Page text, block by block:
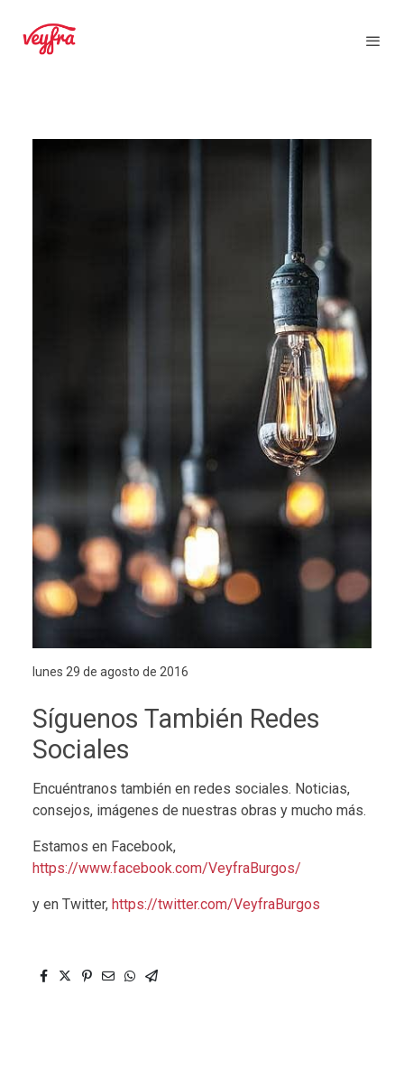
lunes 29 de agosto de 2016
Síguenos También Redes
Sociales
Encuéntranos también en redes sociales. Noticias,
consejos, imágenes de nuestras obras y mucho más.
Estamos en Facebook,
https://www.facebook.com/VeyfraBurgos/
y en Twitter, https://twitter.com/VeyfraBurgos